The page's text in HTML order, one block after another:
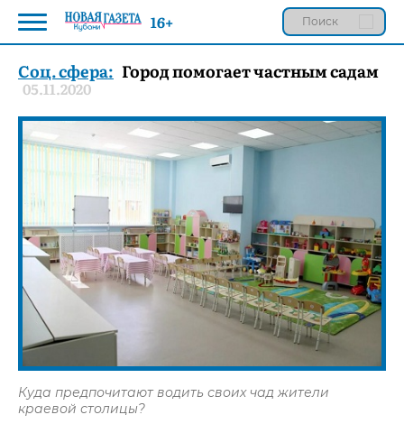
Соц. сфера: Город помогает частным садам
05.11.2020
Куда предпочитают водить своих чад жители
краевой столицы?
16+